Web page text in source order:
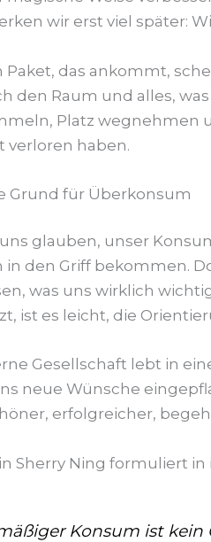
wir erst viel später:
Paket, das ankommt,
den Raum und alles,
Platz wegnehmen
verloren haben.
Grund für Überkonsum
glauben, unser
in den Griff bekommen.
was uns wirklich
ist es leicht, die
Gesellschaft lebt in
neue Wünsche
erfolgreicher,
Sherry Ning formuliert
Konsum ist kein